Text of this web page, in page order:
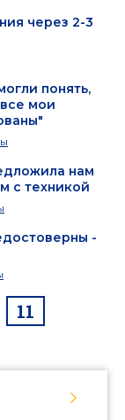
через 2-3
понять,
мои
нам
с техникой
-
11